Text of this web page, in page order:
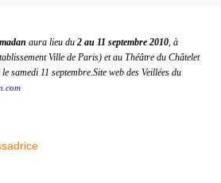
aura lieu du 2 au 11 septembre 2010, à
Ville de Paris) et au Théâtre du Châtelet
samedi 11 septembre.Site web des Veillées du